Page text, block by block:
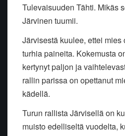
Tulevaisuuden Tähti. Mikäs
Järvinen tuumii.
Järvisestä kuulee, ettei mies
turhia paineita. Kokemusta
kertynyt paljon ja
rallin parissa on opettanut
kädellä.
Turun rallista Järvisellä on
muisto edelliseltä vuodelta,